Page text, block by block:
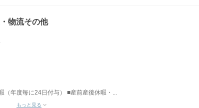
物流その他
年度毎に24日付与） ■産前産後休暇・...
もっと見る